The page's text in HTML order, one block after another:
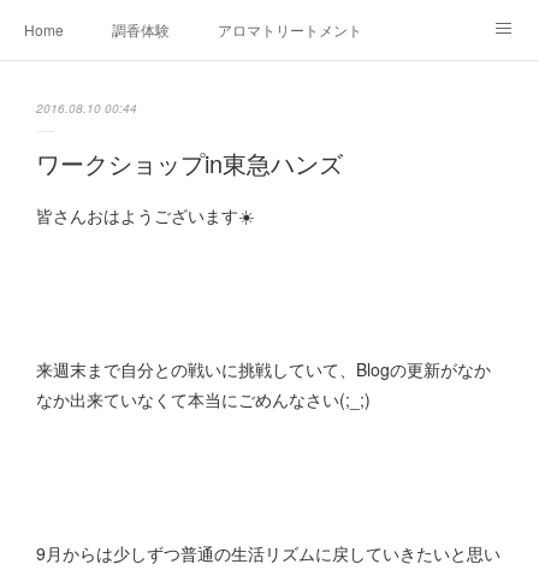
Home 調香体験 アロマトリートメントMenu
Ameblo
2016.08.10 00:44
ワークショップin東急ハンズ
皆さんおはようございます☀️
来週末まで自分との戦いに挑戦していて、Blogの更新がなか
なか出来ていなくて本当にごめんなさい(;_;)
9月からは少しずつ普通の生活リズムに戻していきたいと思い